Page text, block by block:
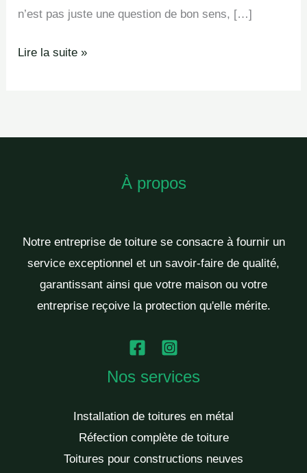
n’est pas juste une question de bon sens, […]
Lire la suite »
À propos
Notre entreprise de toiture se consacre à fournir un
service exceptionnel et un savoir-faire de qualité,
garantissant ainsi que votre maison ou votre
entreprise reçoive la protection qu'elle mérite.
Nos services
Installation de toitures en métal
Réfection complète de toiture
Toitures pour constructions neuves